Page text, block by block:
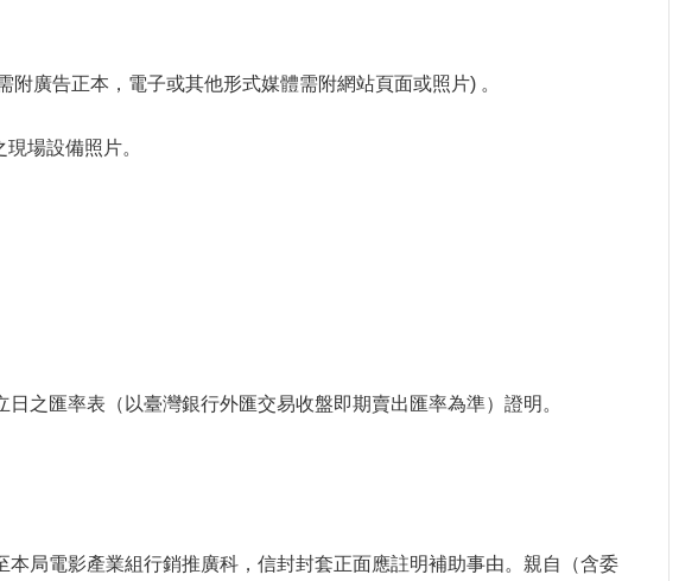
廣告正本，電子或其他形式媒體需附網站頁面或照片) 。
場設備照片。
之匯率表（以臺灣銀行外匯交易收盤即期賣出匯率為準）證明。
局電影產業組行銷推廣科，信封封套正面應註明補助事由。親自（含委